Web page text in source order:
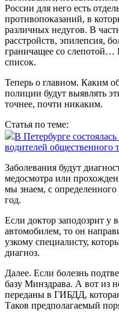
России для него есть
противопоказаний, в
различных недугов. В
расстройств, эпилепсия,
граничащее со
список.
Теперь о главном. Каким
полиции будут выявлять
точнее, почти никаким.
Статья по теме:
В Петербурге
водителей общественного
Заболевания будут
медосмотра или
мы знаем, с определенного
год.
Если доктор заподозрит у
автомобилем, то он
узкому специалисту,
диагноз.
Далее. Если болезнь
базу Минздрава. А вот из
переданы в ГИБДД,
Таков предполагаемый